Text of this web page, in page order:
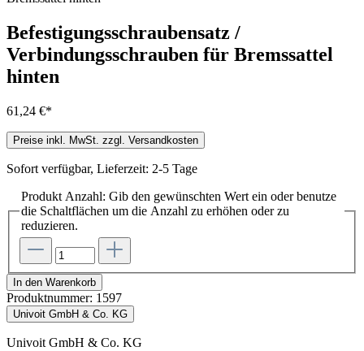
Befestigungsschraubensatz /
Verbindungsschrauben für Bremssattel
hinten
61,24 €*
Preise inkl. MwSt. zzgl. Versandkosten
Sofort verfügbar, Lieferzeit: 2-5 Tage
Produkt Anzahl: Gib den gewünschten Wert ein oder benutze
die Schaltflächen um die Anzahl zu erhöhen oder zu
reduzieren.
In den Warenkorb
Produktnummer: 1597
Univoit GmbH & Co. KG
Univoit GmbH & Co. KG